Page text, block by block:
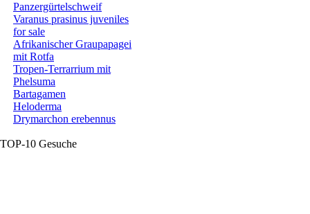
Panzergürtelschweif
Varanus prasinus juveniles
for sale
Afrikanischer Graupapagei
mit Rotfa
Tropen-Terrarrium mit
Phelsuma
Bartagamen
Heloderma
Drymarchon erebennus
TOP-10 Gesuche